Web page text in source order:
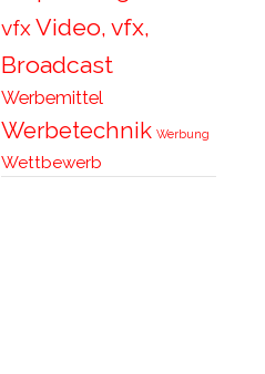
vfxVideo, vfx,
Broadcast
Werbemittel
Werbetechnik Werbung
Wettbewerb